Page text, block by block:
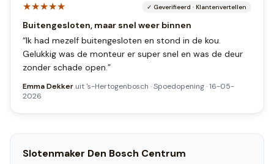
★★★★★ ✓ Geverifieerd · Klantenvertellen
Buitengesloten, maar snel weer binnen
“Ik had mezelf buitengesloten en stond in de kou.
Gelukkig was de monteur er super snel en was de deur
zonder schade open.”
Emma Dekker uit 's-Hertogenbosch ·Spoedopening·16-05-
2026
Slotenmaker Den Bosch Centrum